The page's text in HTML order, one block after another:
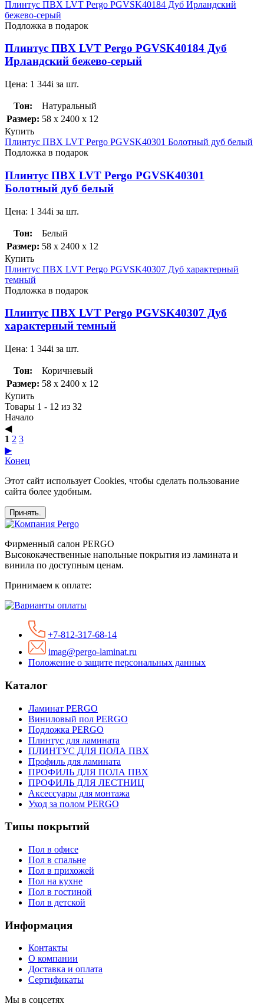
Плинтус ПВХ LVT Pergo PGVSK40184 Дуб Ирландский
бежево-серый
Подложка в подарок
Плинтус ПВХ LVT Pergo PGVSK40184 Дуб
Ирландский бежево-серый
Цена: 1 344i за шт.
Тон:
Натуральный
Размер: 58 x 2400 x 12
Купить
Плинтус ПВХ LVT Pergo PGVSK40301 Болотный дуб белый
Подложка в подарок
Плинтус ПВХ LVT Pergo PGVSK40301
Болотный дуб белый
Цена: 1 344i за шт.
Тон:
Белый
Размер: 58 x 2400 x 12
Купить
Плинтус ПВХ LVT Pergo PGVSK40307 Дуб характерный
темный
Подложка в подарок
Плинтус ПВХ LVT Pergo PGVSK40307 Дуб
характерный темный
Цена: 1 344i за шт.
Тон:
Коричневый
Размер: 58 x 2400 x 12
Купить
Товары 1 - 12 из 32
Начало
◀︎
1 2 3
▶︎
Конец
Этот сайт использует Cookies, чтобы сделать пользование
сайта более удобным.
Принять.
Фирменный салон PERGO
Высококачественные напольные покрытия из ламината и
винила по доступным ценам.
Принимаем к оплате:
+7-812-317-68-14
imag@pergo-laminat.ru
Положение о защите персональных данных
Каталог
Ламинат PERGO
Виниловый пол PERGO
Подложка PERGO
Плинтус для ламината
ПЛИНТУС ДЛЯ ПОЛА ПВХ
Профиль для ламината
ПРОФИЛЬ ДЛЯ ПОЛА ПВХ
ПРОФИЛЬ ДЛЯ ЛЕСТНИЦ
Аксессуары для монтажа
Уход за полом PERGO
Типы покрытий
Пол в офисе
Пол в спальне
Пол в прихожей
Пол на кухне
Пол в гостиной
Пол в детской
Информация
Контакты
О компании
Доставка и оплата
Сертификаты
Мы в соцсетях